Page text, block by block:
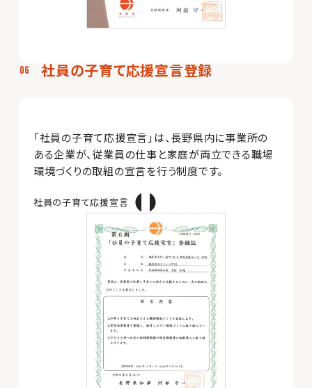
社員の子育て応援宣言登録
「社員の子育て応援宣言」は、長野県内に事業所の
ある企業が、従業員の仕事と家庭が両立できる職場
環境づくりの取組の宣言を行う制度です。
社員の子育て応援宣言